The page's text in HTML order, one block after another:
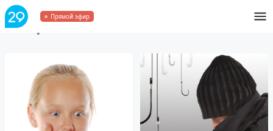
Прямой эфир
Инфобезопасность